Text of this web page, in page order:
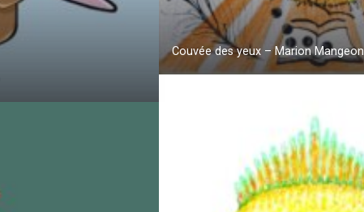
Couvée des yeux – Marion Mangeon